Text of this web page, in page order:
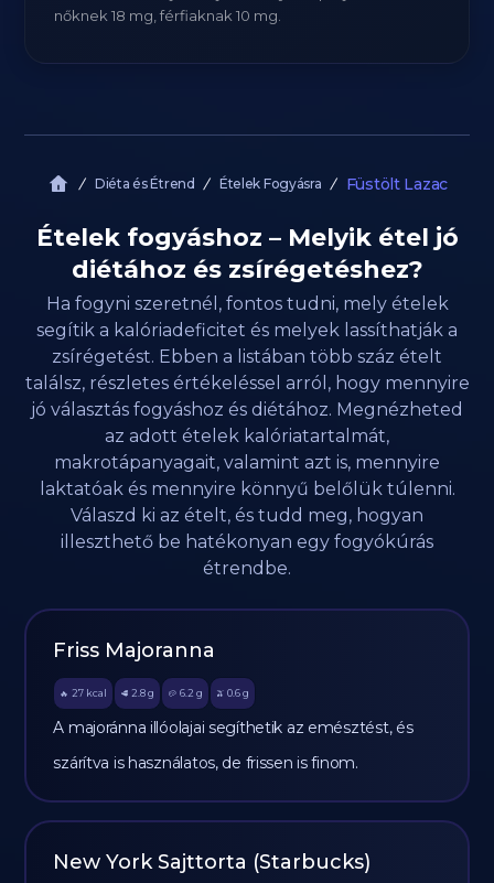
nőknek 18 mg, férfiaknak 10 mg.
Diéta és Étrend Ételek Fogyásra Füstölt Lazac
Ételek fogyáshoz – Melyik étel jó
diétához és zsírégetéshez?
Ha fogyni szeretnél, fontos tudni, mely ételek
segítik a kalóriadeficitet és melyek lassíthatják a
zsírégetést. Ebben a listában több száz ételt
találsz, részletes értékeléssel arról, hogy mennyire
jó választás fogyáshoz és diétához. Megnézheted
az adott ételek kalóriatartalmát,
makrotápanyagait, valamint azt is, mennyire
laktatóak és mennyire könnyű belőlük túlenni.
Válaszd ki az ételt, és tudd meg, hogyan
illeszthető be hatékonyan egy fogyókúrás
étrendbe.
Friss Majoranna
🔥 27 kcal 🥩 2.8 g 🥔 6.2 g 🫒 0.6 g
A majoránna illóolajai segíthetik az emésztést, és
szárítva is használatos, de frissen is finom.
New York Sajttorta (Starbucks)